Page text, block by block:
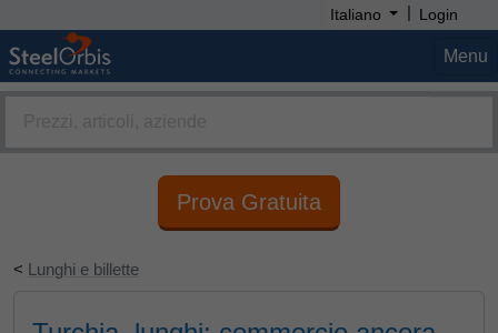
Italiano | Login
Menu
Prova Gratuita
< Lunghi e billette